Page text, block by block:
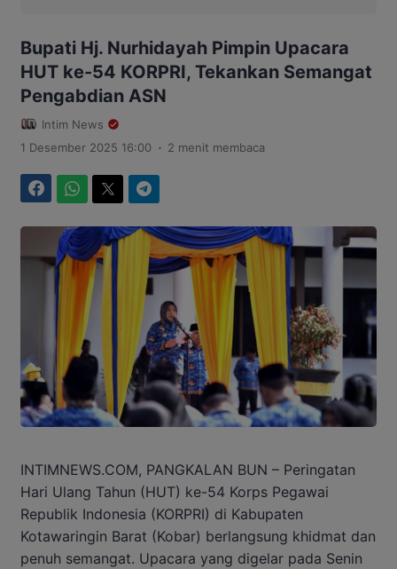
Bupati Hj. Nurhidayah Pimpin Upacara
HUT ke-54 KORPRI, Tekankan Semangat
Pengabdian ASN
Intim News
1 Desember 2025 16:00 . 2 menit membaca
INTIMNEWS.COM, PANGKALAN BUN – Peringatan
Hari Ulang Tahun (HUT) ke-54 Korps Pegawai
Republik Indonesia (KORPRI) di Kabupaten
Kotawaringin Barat (Kobar) berlangsung khidmat dan
penuh semangat. Upacara yang digelar pada Senin